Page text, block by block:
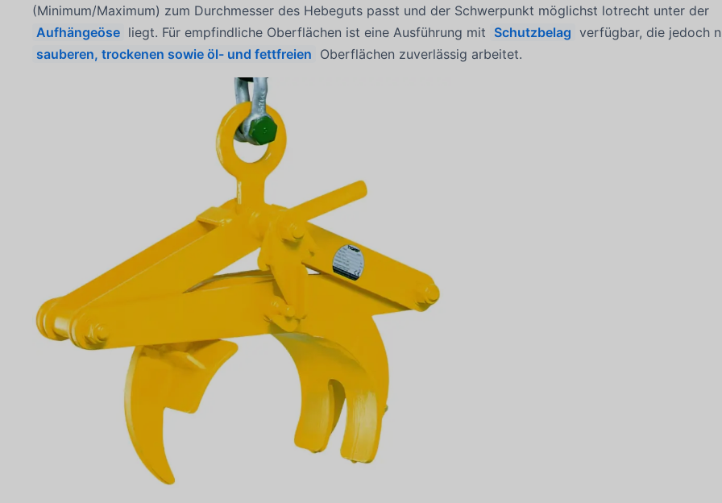
(Minimum/Maximum) zum Durchmesser des Hebeguts passt und der Schwerpunkt möglichst lotrecht unter der
Aufhängeöse liegt. Für empfindliche Oberflächen ist eine Ausführung mit Schutzbelag verfügbar, die jedoch
sauberen, trockenen sowie öl- und fettfreien Oberflächen zuverlässig arbeitet.